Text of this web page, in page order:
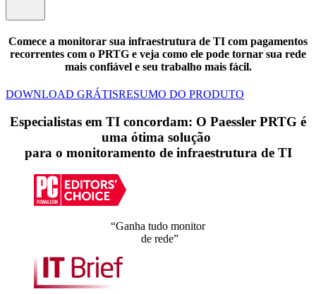
Comece a monitorar sua infraestrutura de TI com pagamentos
recorrentes com o PRTG e veja como ele pode tornar sua rede
mais confiável e seu trabalho mais fácil.
DOWNLOAD GRÁTISRESUMO DO PRODUTO
Especialistas em TI concordam: O Paessler PRTG é
uma ótima solução
para o monitoramento de infraestrutura de TI
“Ganha tudo monitor
de rede”